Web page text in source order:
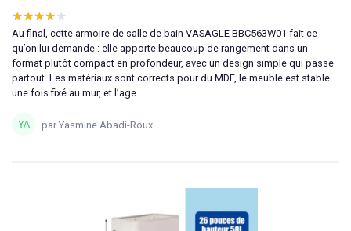
★★★★★
★★★★★
Au final, cette armoire de salle de bain VASAGLE BBC563W01 fait ce
qu’on lui demande : elle apporte beaucoup de rangement dans un
format plutôt compact en profondeur, avec un design simple qui passe
partout. Les matériaux sont corrects pour du MDF, le meuble est stable
une fois fixé au mur, et l’age...
par Yasmine Abadi-Roux